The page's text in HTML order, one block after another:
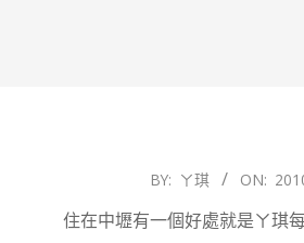
17
BY: ㄚ琪 ON:
住在中壢有一個好處就是ㄚ琪